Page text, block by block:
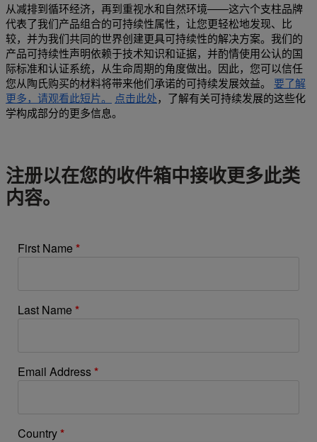
从减排到循环经济，再到重视水和自然环境——这六个支柱品牌
代表了我们产品组合的可持续性属性，让您更轻松地发现、比
较，并为我们共同的世界创建更具可持续性的解决方案。我们的
产品可持续性声明依赖于技术知识和证据，并酌情使用公认的国
际标准和认证系统，从生命周期的角度做出。因此，您可以信任
您从陶氏购买的材料将带来他们承诺的可持续发展效益。 要了解
更多，请观看此短片。
点击此处，了解有关可持续发展的这些化
学构成部分的更多信息。
注册以在您的收件箱中接收更多此类
内容。
First Name *
Last Name *
Email Address*
Country*